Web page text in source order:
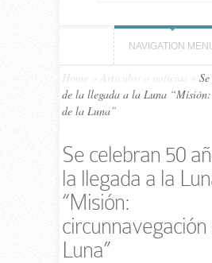
NAVIGATION
Home Artículos o noticias
de la llegada a la Luna
de la Luna”
Se celebran 50
la llegada a la
“Misión:
circunnavegación
Luna”